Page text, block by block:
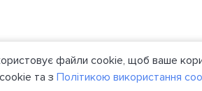
файли cookie, щоб ваше
та з Політикою використання